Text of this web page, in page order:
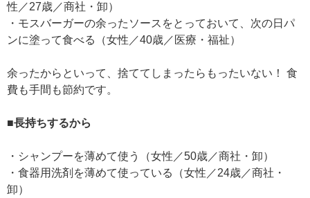
性／27歳／商社・卸）
・モスバーガーの余ったソースをとっておいて、次の日パ
ンに塗って食べる（女性／40歳／医療・福祉）
余ったからといって、捨ててしまったらもったいない！ 食
費も手間も節約です。
■長持ちするから
・シャンプーを薄めて使う（女性／50歳／商社・卸）
・食器用洗剤を薄めて使っている（女性／24歳／商社・
卸）